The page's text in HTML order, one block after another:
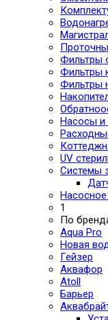
Фильтры
Фильтры
Фильтры
Насосы
UV
Системы
1
По
Aqua Pro
Новая
Гейзер
Аквафор
Atoll
Барьер